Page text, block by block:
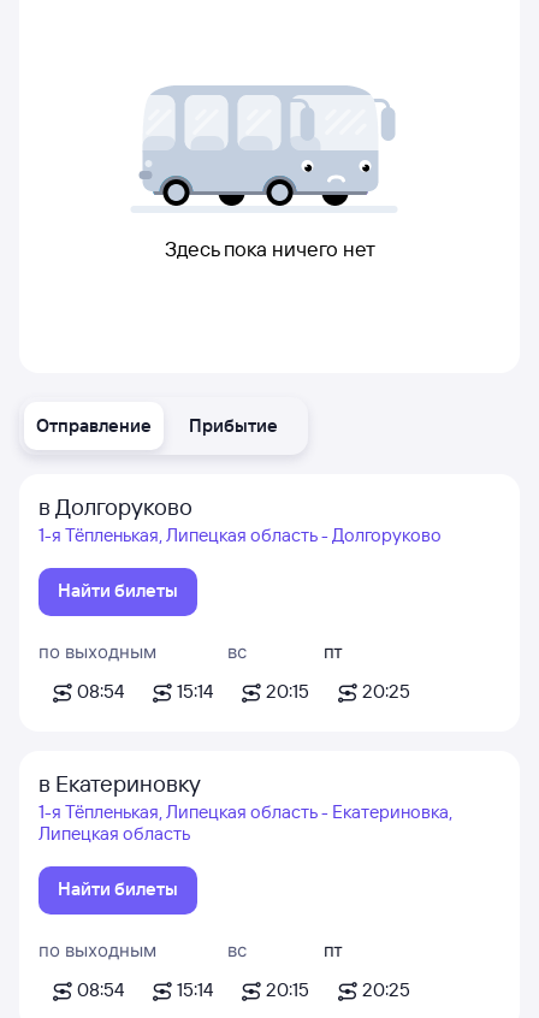
Отправление Прибытие
в Долгоруково
1-я Тёпленькая, Липецкая область - Долгоруково
Найти билеты
по выходным
08:54
15:14
вс
20:15
пт
20:25
в Екатериновку
1-я Тёпленькая, Липецкая область - Екатериновка,
Липецкая область
Найти билеты
по выходным
08:54
15:14
вс
20:15
пт
20:25
Здесь пока ничего нет